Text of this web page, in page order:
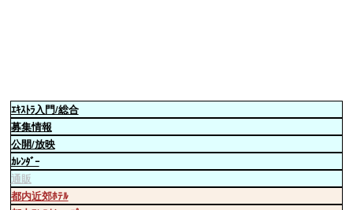
ｴｷｽﾄﾗ入門/総合
募集情報
公開/放映
ｶﾚﾝﾀﾞｰ
通販
都内近郊ﾎﾃﾙ